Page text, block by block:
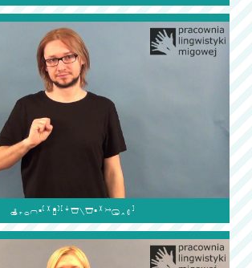
